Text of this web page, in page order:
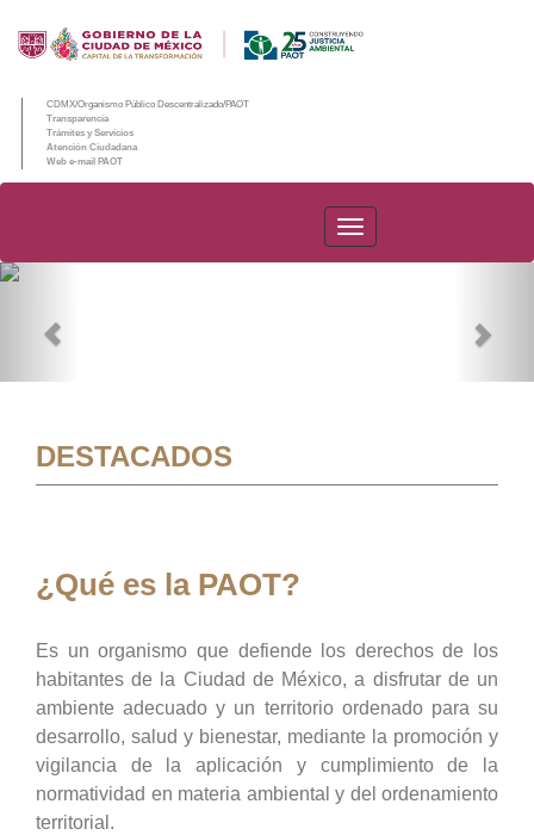
CDMX/Organismo Público Descentralizado/PAOT
Transparencia
Trámites y Servicios
Atención Ciudadana
Web e-mail PAOT
PAOT
DESTACADOS
¿Qué es la PAOT?
Es un organismo que defiende los derechos de los
habitantes de la Ciudad de México, a disfrutar de un
ambiente adecuado y un territorio ordenado para su
desarrollo, salud y bienestar, mediante la promoción y
vigilancia de la aplicación y cumplimiento de la
normatividad en materia ambiental y del ordenamiento
territorial.